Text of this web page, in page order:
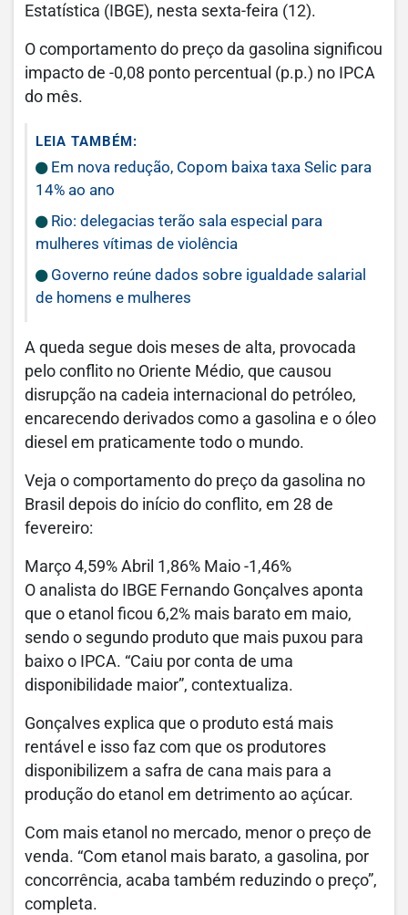
Estatística (IBGE), nesta sexta-feira (12).
O comportamento do preço da gasolina significou
impacto de -0,08 ponto percentual (p.p.) no IPCA
do mês.
LEIA TAMBÉM:
Em nova redução, Copom baixa taxa Selic para
14% ao ano
Rio: delegacias terão sala especial para
mulheres vítimas de violência
Governo reúne dados sobre igualdade salarial
de homens e mulheres
A queda segue dois meses de alta, provocada
pelo conflito no Oriente Médio, que causou
disrupção na cadeia internacional do petróleo,
encarecendo derivados como a gasolina e o óleo
diesel em praticamente todo o mundo.
Veja o comportamento do preço da gasolina no
Brasil depois do início do conflito, em 28 de
fevereiro:
Março 4,59% Abril 1,86% Maio -1,46%
O analista do IBGE Fernando Gonçalves aponta
que o etanol ficou 6,2% mais barato em maio,
sendo o segundo produto que mais puxou para
baixo o IPCA. “Caiu por conta de uma
disponibilidade maior”, contextualiza.
Gonçalves explica que o produto está mais
rentável e isso faz com que os produtores
disponibilizem a safra de cana mais para a
produção do etanol em detrimento ao açúcar.
Com mais etanol no mercado, menor o preço de
venda. “Com etanol mais barato, a gasolina, por
concorrência, acaba também reduzindo o preço”,
completa.